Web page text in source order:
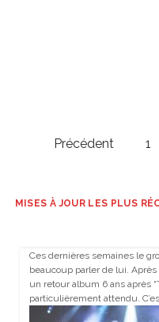
Navigation
Précédent 1
MISES À JOUR LES PLUS
Ces dernières semaines le
beaucoup parler de lui.
un retour album 6 ans après
particulièrement attendu.